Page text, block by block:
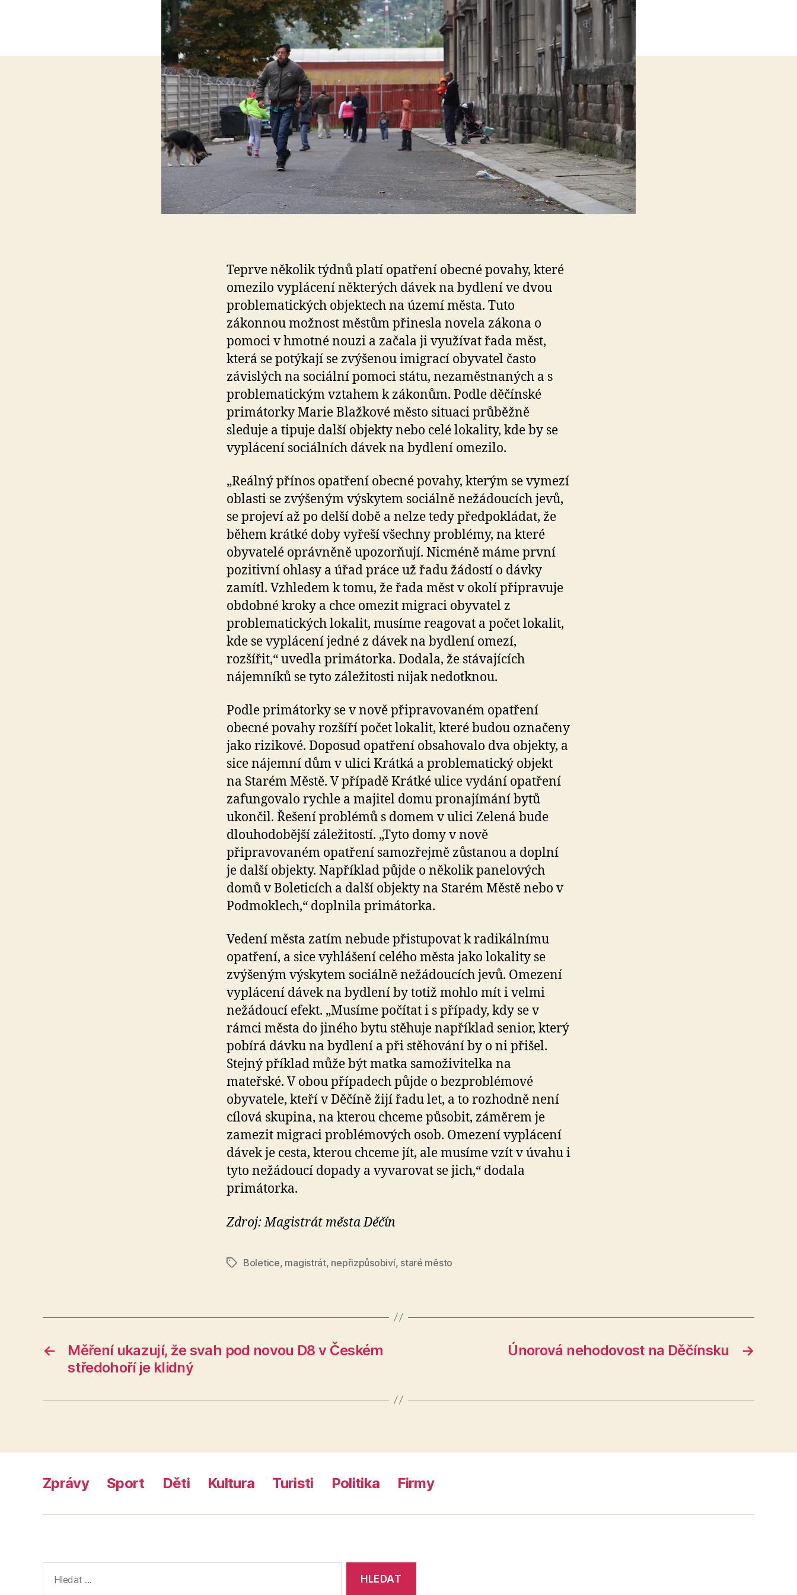
Teprve několik týdnů platí opatření obecné povahy, které
omezilo vyplácení některých dávek na bydlení ve dvou
problematických objektech na území města. Tuto
zákonnou možnost městům přinesla novela zákona o
pomoci v hmotné nouzi a začala ji využívat řada měst,
která se potýkají se zvýšenou imigrací obyvatel často
závislých na sociální pomoci státu, nezaměstnaných a s
problematickým vztahem k zákonům. Podle děčínské
primátorky Marie Blažkové město situaci průběžně
sleduje a tipuje další objekty nebo celé lokality, kde by se
vyplácení sociálních dávek na bydlení omezilo.
„Reálný přínos opatření obecné povahy, kterým se vymezí
oblasti se zvýšeným výskytem sociálně nežádoucích jevů,
se projeví až po delší době a nelze tedy předpokládat, že
během krátké doby vyřeší všechny problémy, na které
obyvatelé oprávněně upozorňují. Nicméně máme první
pozitivní ohlasy a úřad práce už řadu žádostí o dávky
zamítl. Vzhledem k tomu, že řada měst v okolí připravuje
obdobné kroky a chce omezit migraci obyvatel z
problematických lokalit, musíme reagovat a počet lokalit,
kde se vyplácení jedné z dávek na bydlení omezí,
rozšířit,“ uvedla primátorka. Dodala, že stávajících
nájemníků se tyto záležitosti nijak nedotknou.
Podle primátorky se v nově připravovaném opatření
obecné povahy rozšíří počet lokalit, které budou označeny
jako rizikové. Doposud opatření obsahovalo dva objekty, a
sice nájemní dům v ulici Krátká a problematický objekt
na Starém Městě. V případě Krátké ulice vydání opatření
zafungovalo rychle a majitel domu pronajímání bytů
ukončil. Řešení problémů s domem v ulici Zelená bude
dlouhodobější záležitostí. „Tyto domy v nově
připravovaném opatření samozřejmě zůstanou a doplní
je další objekty. Například půjde o několik panelových
domů v Boleticích a další objekty na Starém Městě nebo v
Podmoklech,“ doplnila primátorka.
Vedení města zatím nebude přistupovat k radikálnímu
opatření, a sice vyhlášení celého města jako lokality se
zvýšeným výskytem sociálně nežádoucích jevů. Omezení
vyplácení dávek na bydlení by totiž mohlo mít i velmi
nežádoucí efekt. „Musíme počítat i s případy, kdy se v
rámci města do jiného bytu stěhuje například senior, který
pobírá dávku na bydlení a při stěhování by o ni přišel.
Stejný příklad může být matka samoživitelka na
mateřské. V obou případech půjde o bezproblémové
obyvatele, kteří v Děčíně žijí řadu let, a to rozhodně není
cílová skupina, na kterou chceme působit, záměrem je
zamezit migraci problémových osob. Omezení vyplácení
dávek je cesta, kterou chceme jít, ale musíme vzít v úvahu i
tyto nežádoucí dopady a vyvarovat se jich,“ dodala
primátorka.
Zdroj: Magistrát města Děčín
ŠtítkyBoletice, magistrát, nepřizpůsobiví, staré město
←
Měření ukazují, že svah pod novou D8 v Českém
středohoří je klidný
→
Únorová nehodovost na Děčínsku
Zprávy Sport Děti Kultura Turisti Politika Firmy
vyhledávání: